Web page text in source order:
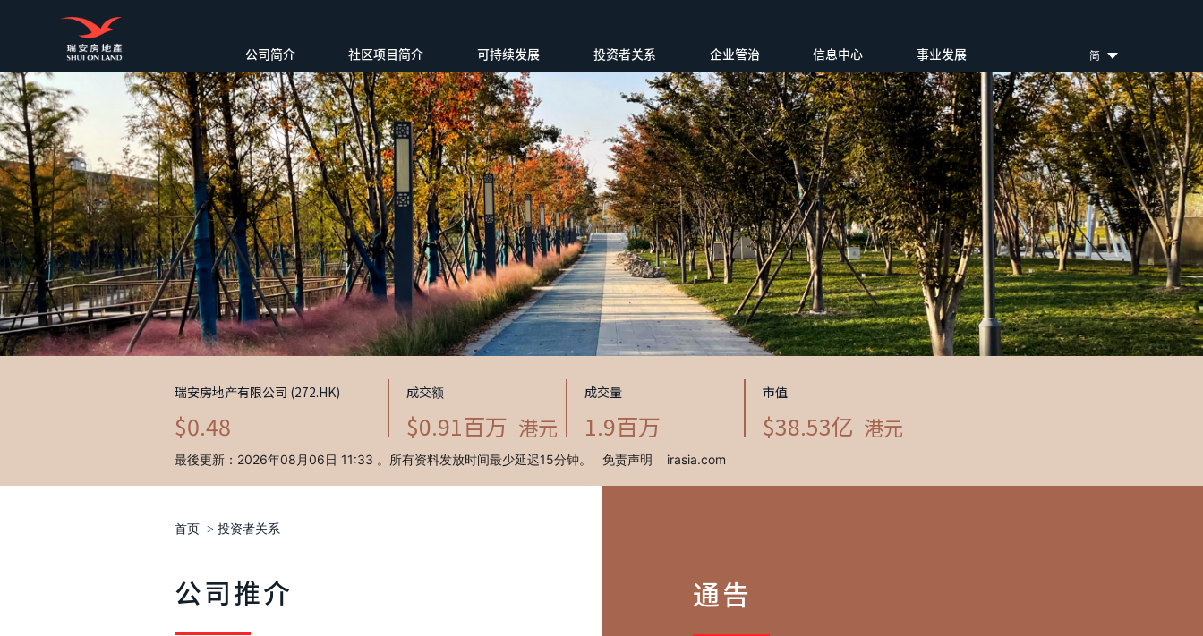
公司简介 社区项目简介 可持续发展 投资者关系 企业管治 信息中心 事业发展 简
首页 > 投资者关系
公司推介 通告